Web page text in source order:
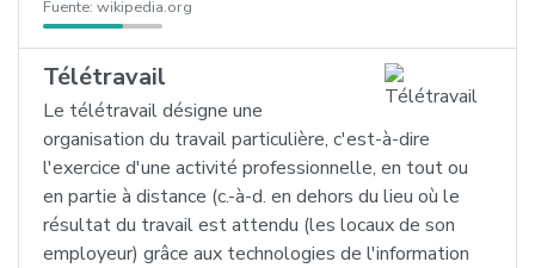
Fuente: wikipedia.org
Télétravail
Le télétravail désigne une
organisation du travail particulière, c'est-à-dire
l'exercice d'une activité professionnelle, en tout ou
en partie à distance (c.-à-d. en dehors du lieu où le
résultat du travail est attendu (les locaux de son
employeur) grâce aux technologies de l'information